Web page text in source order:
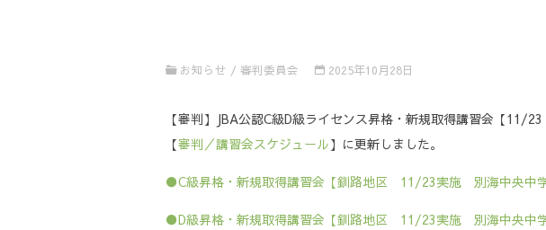
お知らせ / 審判委員会 2025年10月28日
【審判】JBA公認C級D級ライセンス昇格・新規取得講習会【11/
【審判／講習会スケジュール】に更新しました。
●C級昇格・新規取得講習会【釧路地区 11/23実施 別海中央中学
●D級昇格・新規取得講習会【釧路地区 11/23実施 別海中央中学